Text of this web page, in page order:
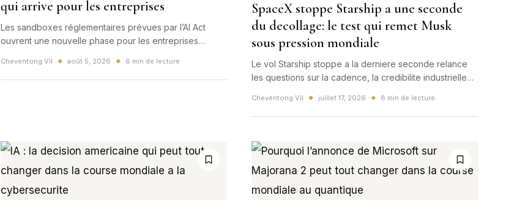
qui arrive pour les entreprises
Les sandboxes réglementaires prévues par l’AI Act
ouvrent une nouvelle phase pour les entreprises
supervision et gouvernance.
Cheventong Vil ◆ août 5, 2026 ◆ 6 min de lecture
SpaceX stoppe Starship a une seconde
du decollage: le test qui remet Musk
sous pression mondiale
Le vol Starship stoppe a la derniere seconde relance
les questions sur la cadence, la credibilite industrielle
spatiale mondiale.
Cheventong Vil ◆ juillet 17, 2026 ◆ 8 min de lecture